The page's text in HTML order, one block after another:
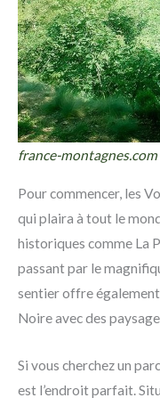
france-montagnes.com
Pour commencer, les
qui plaira à tout le
historiques comme La
passant par le
sentier offre
Noire avec des
Si vous cherchez un
est l’endroit parfait.